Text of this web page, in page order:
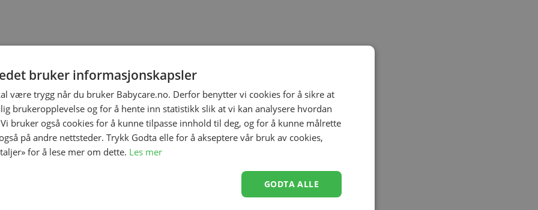
rekkefølge
bruker informasjonskapsler
være trygg når du bruker Babycare.no. Derfor benytter vi cookies for å sikre at
brukeropplevelse og for å hente inn statistikk slik at vi kan analysere hvordan
bruker også cookies for å kunne tilpasse innhold til deg, og for å kunne målrette
på andre nettsteder. Trykk Godta elle for å akseptere vår bruk av cookies,
for å lese mer om dette. Les mer
GODTA ALLE